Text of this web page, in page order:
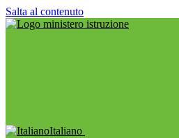
Salta al contenuto
Italiano